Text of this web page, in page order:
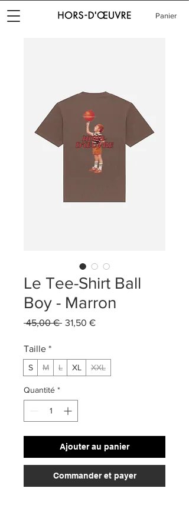
Panier
Le Tee-Shirt Ball
Boy - Marron
45,00 € Prix
31,50 €Prix
Taille *
S M L XL XXL
Quantité *
Ajouter au panier
Commander et payer